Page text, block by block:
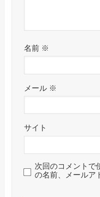
名前 ※
メール ※
サイト
次回のコメントで
の名前、メールア